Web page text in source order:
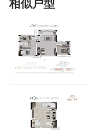
相似户型